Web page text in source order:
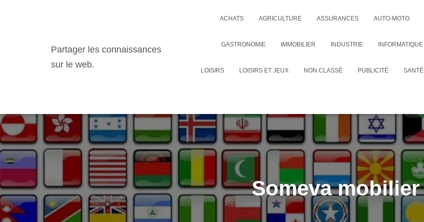
Partager les connaissances
sur le web.
ACHATS AGRICULTURE ASSURANCES AUTO-MOTO
GASTRONOMIE IMMOBILIER INDUSTRIE INFORMATIQUE
LOISIRS LOISIRS ET JEUX NON CLASSÉ PUBLICITÉ SANTÉ
Someva mobilier